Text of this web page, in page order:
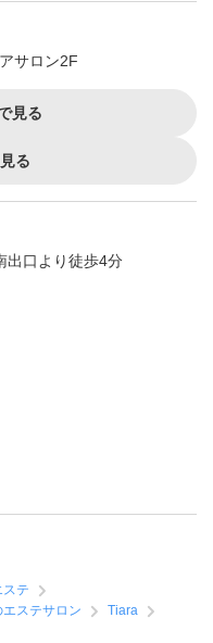
サロン2F
見る
る
口より徒歩4分
ステ
ステサロン
Tiara